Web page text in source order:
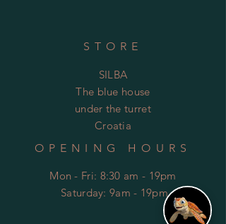
STORE
SILBA
The blue house
under the turret
Croatia
OPENING HOURS
Mon - Fri: 8:30 am - 19pm
Saturday: 9am - 19pm